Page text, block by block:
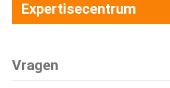
Expertisecentrum
Vragen